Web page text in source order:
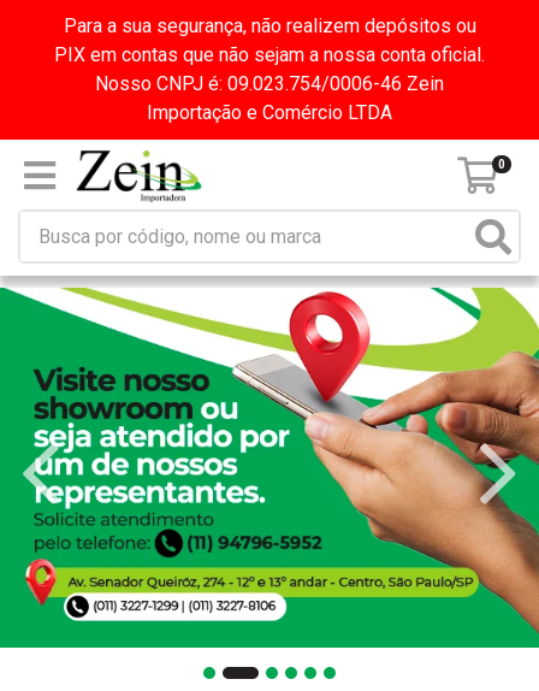
Para a sua segurança, não realizem depósitos ou
PIX em contas que não sejam a nossa conta oficial.
Nosso CNPJ é: 09.023.754/0006-46 Zein
Importação e Comércio LTDA
0